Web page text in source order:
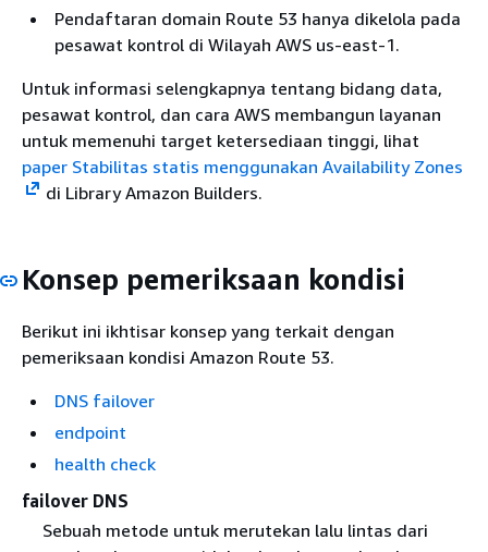
Pendaftaran domain Route 53 hanya dikelola pada
pesawat kontrol di Wilayah AWS us-east-1.
Untuk informasi selengkapnya tentang bidang data,
pesawat kontrol, dan cara AWS membangun layanan
untuk memenuhi target ketersediaan tinggi, lihat
paper Stabilitas statis menggunakan Availability Zones
di Library Amazon Builders.
Konsep pemeriksaan kondisi
Berikut ini ikhtisar konsep yang terkait dengan
pemeriksaan kondisi Amazon Route 53.
DNS failover
endpoint
health check
failover DNS
Sebuah metode untuk merutekan lalu lintas dari